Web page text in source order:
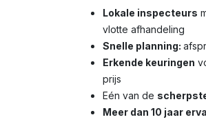
Lokale inspecteurs
vlotte afhandeling
Snelle planning:
Erkende keuringen
prijs
Eén van de
Meer dan 10 jaar